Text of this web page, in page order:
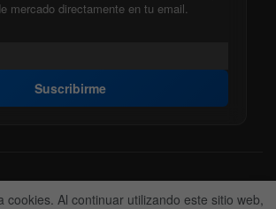
mercado directamente en tu email.
Suscribirme
Politica Editorial
Nuestro Equipo
cookies. Al continuar utilizando este sitio web,